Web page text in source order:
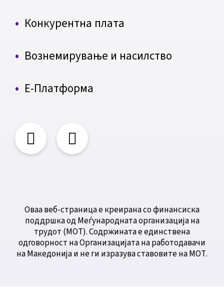
Конкурентна плата
Вознемирување и насилство
Е-Платформа
Оваа веб-страница е креирана со финансиска
поддршка од Меѓународната организација на
трудот (МОТ). Содржината е единствена
одговорност на Организацијата на работодавачи
на Македонија и не ги изразува ставовите на МОТ.